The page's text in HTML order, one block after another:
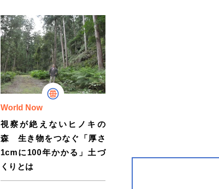
World Now
視察が絶えないヒノキの
森 生き物をつなぐ「厚さ
1cmに100年かかる」土づ
くりとは